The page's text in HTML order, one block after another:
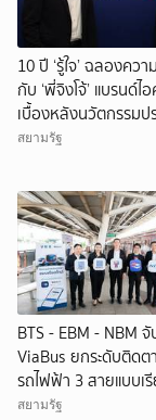
10 ปี ‘รู้ใจ’ ฉลองควา
กับ ‘พี่จิงโจ้’ แบรนด์
เบื้องหลังนวัตกรรมป
ดิจิทัล
สยามรัฐ
BTS - EBM - NBM
ViaBus ยกระดับติดต
รถไฟฟ้า 3 สายแบบเ
สยามรัฐ